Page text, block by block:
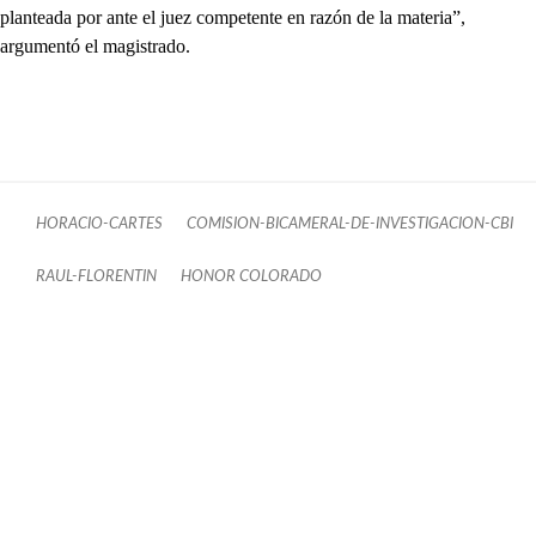
planteada por ante el juez competente en razón de la materia”,
argumentó el magistrado.
HORACIO-CARTES COMISION-BICAMERAL-DE-INVESTIGACION-CBI
RAUL-FLORENTIN HONOR COLORADO